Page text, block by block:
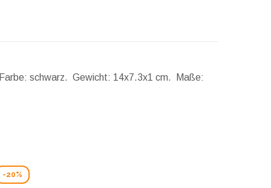
schwarz. Gewicht: 14x7.3x1 cm. Maße:
-20%